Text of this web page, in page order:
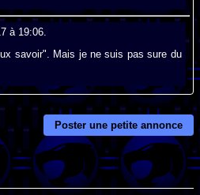
à 19:06.
savoir". Mais je ne suis pas sure du
Poster une petite annonce